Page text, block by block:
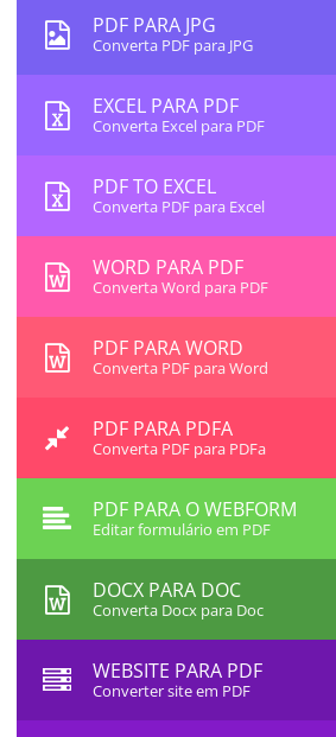
PDF PARA JPG
Converta PDF para JPG
EXCEL PARA PDF
Converta Excel para PDF
PDF TO EXCEL
Converta PDF para Excel
WORD PARA PDF
Converta Word para PDF
PDF PARA WORD
Converta PDF para Word
PDF PARA PDFA
Converta PDF para PDFa
PDF PARA O WEBFORM
Editar formulário em PDF
DOCX PARA DOC
Converta Docx para Doc
WEBSITE PARA PDF
Converter site em PDF